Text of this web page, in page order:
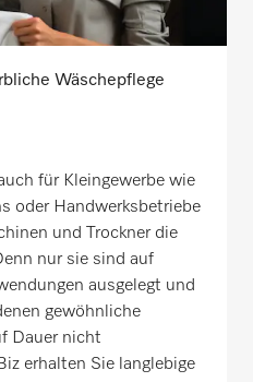
Wäschepflege
für Kleingewerbe wie
oder Handwerksbetriebe
und Trockner die
nur sie sind auf
ausgelegt und
gewöhnliche
Dauer nicht
erhalten Sie langlebige